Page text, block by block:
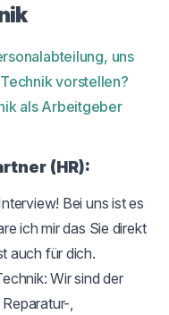
uns
vorstellen?
als Arbeitgeber
(HR):
Bei uns ist es
ich mir das Sie direkt
auch für dich.
Wir sind der
,